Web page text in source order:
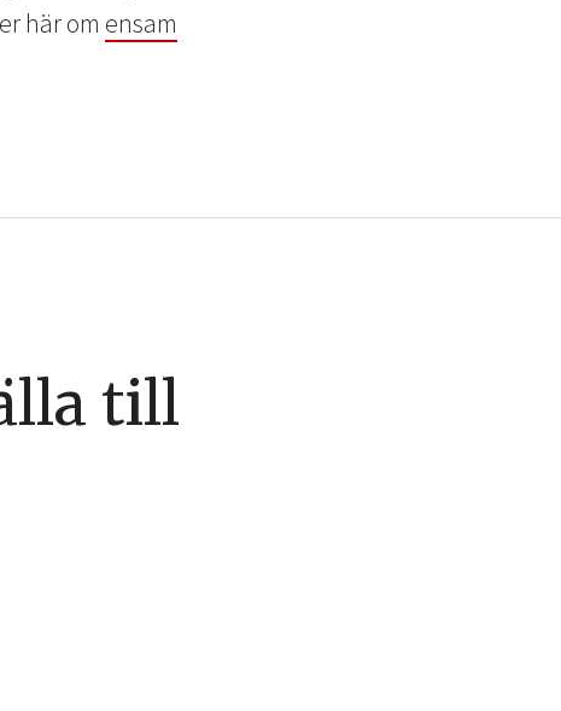
här om ensam
till